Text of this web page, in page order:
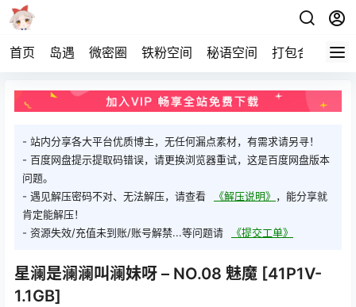
首页 岛遇 微密圈 铁粉空间 秘语空间 打包合集 关
- 站内分享各大平台优质博主，无任何漏点素材，有需求请另寻！
- 百度网盘提示提取码错误，请更换浏览器重试，这是百度网盘版本
问题。
- 遇见解压密码不对、无法解压，请查看
《解压说明》 ，能分享就
肯定能解压！
- 资源失效/充值未到账/账号解禁...等问题请
《提交工单》
星澜是澜澜叫澜妹呀 – NO.08 魅魔 [41P1V-
1.1GB]